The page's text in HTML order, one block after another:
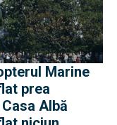
Marine
prea
Albă